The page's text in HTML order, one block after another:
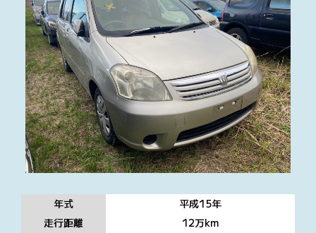
年式 平成15年
走行距離
12万km